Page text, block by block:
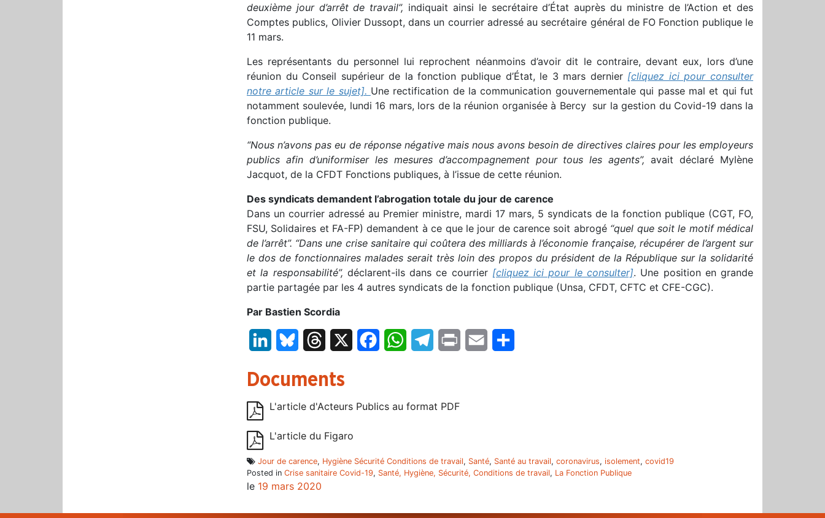
deuxième jour d’arrêt de travail”, indiquait ainsi le secrétaire d’État auprès du ministre de l’Action et des
Comptes publics, Olivier Dussopt, dans un courrier adressé au secrétaire général de FO Fonction publique le
11 mars.
Les représentants du personnel lui reprochent néanmoins d’avoir dit le contraire, devant eux, lors d’une
réunion du Conseil supérieur de la fonction publique d’État, le 3 mars dernier [cliquez ici pour consulter
notre article sur le sujet]. Une rectification de la communication gouvernementale qui passe mal et qui fut
notamment soulevée, lundi 16 mars, lors de la réunion organisée à Bercy sur la gestion du Covid-19 dans la
fonction publique.
“Nous n’avons pas eu de réponse négative mais nous avons besoin de directives claires pour les employeurs
publics afin d’uniformiser les mesures d’accompagnement pour tous les agents”,avait déclaré Mylène
Jacquot, de la CFDT Fonctions publiques, à l’issue de cette réunion.
Des syndicats demandent l’abrogation totale du jour de carence
Dans un courrier adressé au Premier ministre, mardi 17 mars, 5 syndicats de la fonction publique (CGT, FO,
FSU, Solidaires et FA-FP) demandent à ce que le jour de carence soit abrogé “quel que soit le motif médical
de l’arrêt”. “Dans une crise sanitaire qui coûtera des milliards à l’économie française, récupérer de l’argent sur
le dos de fonctionnaires malades serait très loin des propos du président de la République sur la solidarité
et la responsabilité”, déclarent-ils dans ce courrier [cliquez ici pour le consulter]. Une position en grande
partie partagée par les 4 autres syndicats de la fonction publique (Unsa, CFDT, CFTC et CFE-CGC).
Par Bastien Scordia
LinkedInBluesky Threads FacebookWhatsAppTelegram
Print Email
Documents
L'article d'Acteurs Publics au format PDF
L'article du Figaro
Jour de carence, Hygiène Sécurité Conditions de travail, Santé, Santé au travail, coronavirus, isolement, covid19
Posted in Crise sanitaire Covid-19, Santé, Hygiène, Sécurité, Conditions de travail, La Fonction Publique
le 19 mars 2020